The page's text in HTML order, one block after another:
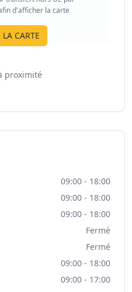
d'afficher la carte
LA CARTE
proximité
09:00 - 18:00
09:00 - 18:00
09:00 - 18:00
Fermé
Fermé
09:00 - 18:00
09:00 - 17:00